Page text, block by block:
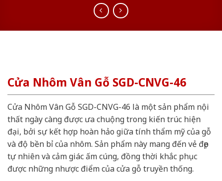
Cửa Nhôm Vân Gỗ SGD-CNVG-46
Cửa Nhôm Vân Gỗ SGD-CNVG-46 là một sản phẩm nội
thất ngày càng được ưa chuộng trong kiến trúc hiện
đại, bởi sự kết hợp hoàn hảo giữa tính thẩm mỹ của gỗ
và độ bền bỉ của nhôm. Sản phẩm này mang đến vẻ đẹp
tự nhiên và cảm giác ấm cúng, đồng thời khắc phục
được những nhược điểm của cửa gỗ truyền thống.